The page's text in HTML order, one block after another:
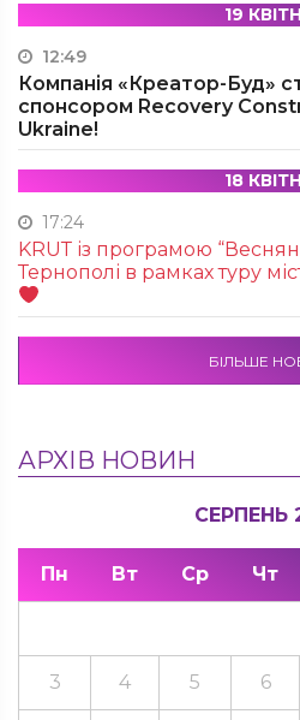
19
12:49
Компанія «Креатор-Буд»
спонсором Recovery
Ukraine!
18
17:24
KRUТ із програмою
Тернополі в рамках туру
БІЛЬШЕ
АРХІВ НОВИН
СЕРПЕНЬ
Пн Вт Ср Чт
3 4 5 6